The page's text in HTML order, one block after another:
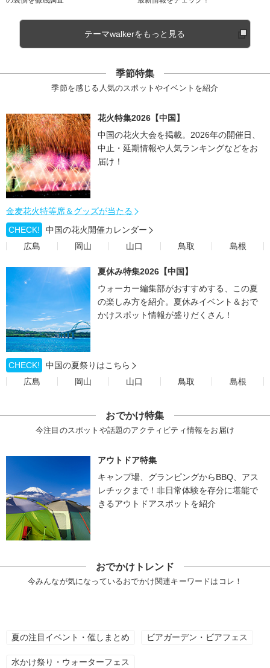
テーマwalkerをもっと見る
季節特集
季節を感じる人気のスポットやイベントを紹介
花火特集2026【中国】
中国の花火大会を掲載。2026年の開催日、
中止・延期情報や人気ランキングなどをお
届け！
金麦花火特等席＆グッズが当たる
CHECK!
中国の花火開催カレンダー
広島
岡山 山口 鳥取 島根
夏休み特集2026【中国】
ウォーカー編集部がおすすめする、この夏
の楽しみ方を紹介。夏休みイベント＆おで
かけスポット情報が盛りだくさん！
CHECK!
中国の夏祭りはこちら
広島
岡山 山口 鳥取 島根
おでかけ特集
今注目のスポットや話題のアクティビティ情報をお届け
アウトドア特集
キャンプ場、グランピングからBBQ、アス
レチックまで！非日常体験を存分に堪能で
きるアウトドアスポットを紹介
おでかけトレンド
今みんなが気になっているおでかけ関連キーワードはコレ！
夏の注目イベント・催しまとめ ビアガーデン・ビアフェス
水かけ祭り・ウォーターフェス